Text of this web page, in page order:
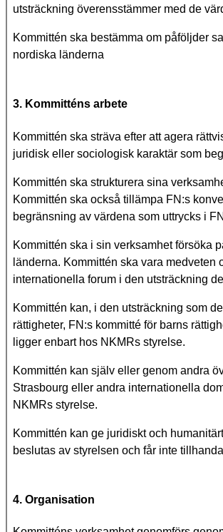
utsträckning överensstämmer med de
Kommittén ska bestämma om påföljder
nordiska länderna
3. Kommitténs arbete
Kommittén ska sträva efter att agera
juridisk eller sociologisk karaktär som
Kommittén ska strukturera sina
Kommittén ska också tillämpa FN:s
begränsning av värdena som uttrycks i
Kommittén ska i sin verksamhet försöka
länderna. Kommittén ska vara
internationella forum i den utsträckning
Kommittén kan, i den utsträckning som
rättigheter, FN:s kommitté för barns
ligger enbart hos NKMRs styrelse.
Kommittén kan själv eller genom andra
Strasbourg eller andra internationella
NKMRs styrelse.
Kommittén kan ge juridiskt och
beslutas av styrelsen och får inte
4. Organisation